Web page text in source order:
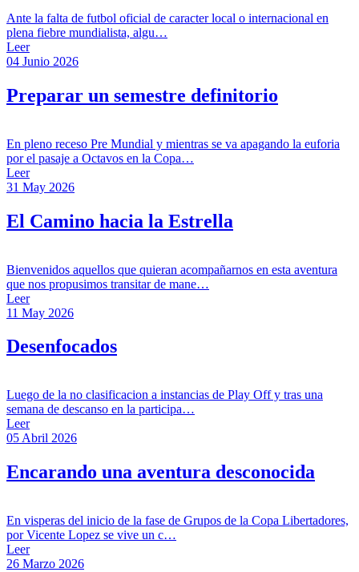
Ante la falta de futbol oficial de caracter local o internacional en
plena fiebre mundialista, algu…
Leer
04 Junio 2026
Preparar un semestre definitorio
En pleno receso Pre Mundial y mientras se va apagando la euforia
por el pasaje a Octavos en la Copa…
Leer
31 May 2026
El Camino hacia la Estrella
Bienvenidos aquellos que quieran acompañarnos en esta aventura
que nos propusimos transitar de mane…
Leer
11 May 2026
Desenfocados
Luego de la no clasificacion a instancias de Play Off y tras una
semana de descanso en la participa…
Leer
05 Abril 2026
Encarando una aventura desconocida
En visperas del inicio de la fase de Grupos de la Copa Libertadores,
por Vicente Lopez se vive un c…
Leer
26 Marzo 2026